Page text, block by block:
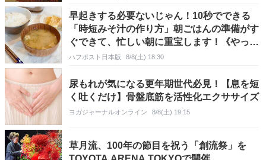
早起きする必要ないじゃん！10秒でできる
「時短みそ汁の作り方」朝ごはんの準備がす
ぐできて、忙しい朝に重宝します！《やって
みた》
ハフポスト日本版 8/8(土) 18:30
尿もれが気になる更年期世代必見！【息を短
く吐くだけ】骨盤底筋を活性化エクササイズ
ヨガジャーナルオンライン 8/8(土) 19:15
草月流、100年の節目を祝う「創流祭」を